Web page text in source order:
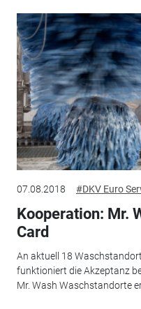
07.08.2018 #DKV Euro
Kooperation: Mr.
Card
An aktuell 18
funktioniert die Akzeptanz
Mr. Wash Waschstandorte